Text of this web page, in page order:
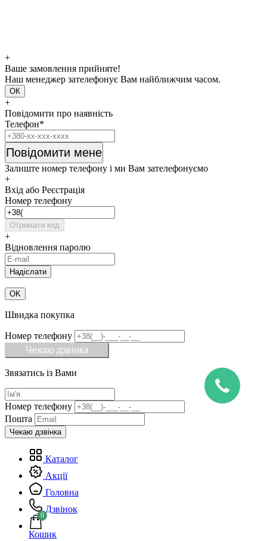
+
Ваше замовлення прийняте!
Наш менеджер зателефонує Вам найближчим часом.
ОК
+
Повідомити про наявність
Телефон*
Повідомити мене
Залиште номер телефону і ми Вам зателефонуємо
+
Вхід або Реєстрація
Номер телефону
Отримати код
+
Відновлення паролю
OK
Швидка покупка
Номер телефону
Чекаю дзвінка
Звязатись із Вами
Номер телефону
Пошта
Каталог
Акції
Головна
Дзвінок
0
Кошик